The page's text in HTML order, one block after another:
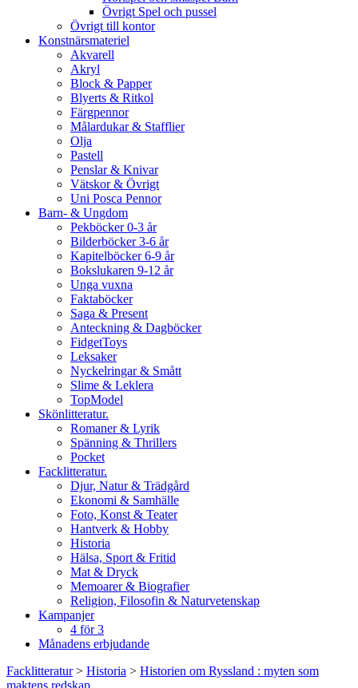
Övrigt Spel och pussel
Övrigt till kontor
Konstnärsmateriel
Akvarell
Akryl
Block & Papper
Blyerts & Ritkol
Färgpennor
Målardukar & Stafflier
Olja
Pastell
Penslar & Knivar
Vätskor & Övrigt
Uni Posca Pennor
Barn- & Ungdom
Pekböcker 0-3 år
Bilderböcker 3-6 år
Kapitelböcker 6-9 år
Bokslukaren 9-12 år
Unga vuxna
Faktaböcker
Saga & Present
Anteckning & Dagböcker
FidgetToys
Leksaker
Nyckelringar & Smått
Slime & Leklera
TopModel
Skönlitteratur.
Romaner & Lyrik
Spänning & Thrillers
Pocket
Facklitteratur.
Djur, Natur & Trädgård
Ekonomi & Samhälle
Foto, Konst & Teater
Hantverk & Hobby
Historia
Hälsa, Sport & Fritid
Mat & Dryck
Memoarer & Biografier
Religion, Filosofin & Naturvetenskap
Kampanjer
4 för 3
Månadens erbjudande
Facklitteratur> Historia > Historien om Ryssland : myten som
maktens redskap